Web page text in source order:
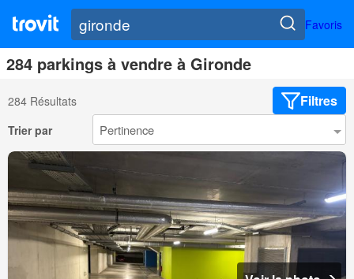
Favoris
284 parkings à vendre à Gironde
284 Résultats Filtres
Trier par